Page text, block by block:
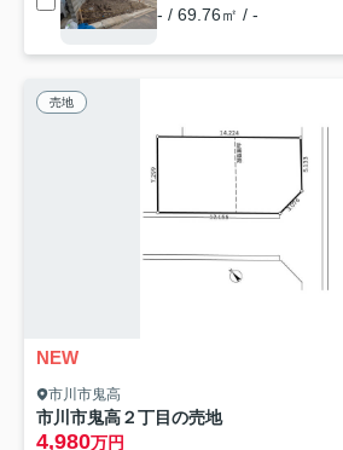
- / 69.76㎡ / -
売地
NEW
市川市鬼高
市川市鬼高２丁目の売地
4,980万円